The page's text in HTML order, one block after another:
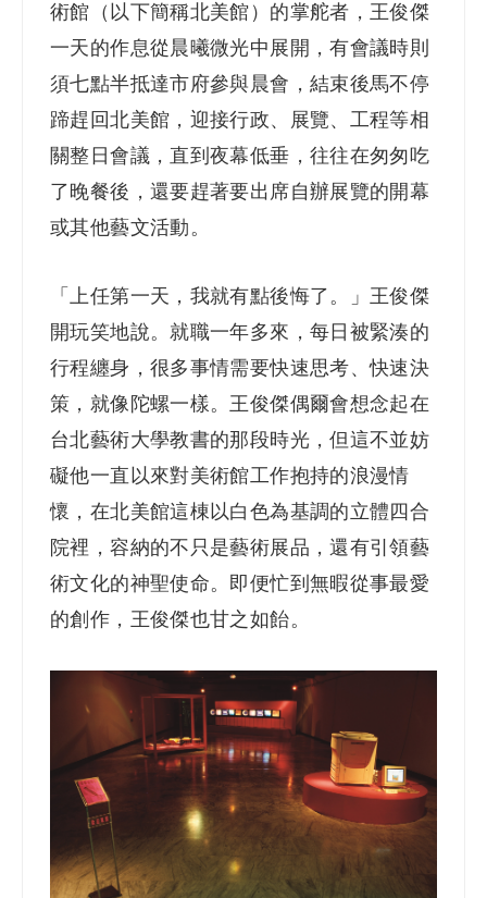
術館（以下簡稱北美館） 的掌舵者，王俊傑
一天的作息從晨曦微光中展開，有會議時則
須七點半抵達市府參與晨會，結束後馬不停
蹄趕回北美館，迎接行政、展覽、工程等相
關整日會議，直到夜幕低垂，往往在匆匆吃
了晚餐後，還要趕著要出席自辦展覽的開幕
或其他藝文活動。
「上任第一天，我就有點後悔了。」王俊傑
開玩笑地說。就職一年多來，每日被緊湊的
行程纏身，很多事情需要快速思考、快速決
策，就像陀螺一樣。王俊傑偶爾會想念起在
台北藝術大學教書的那段時光，但這不並妨
礙他一直以來對美術館工作抱持的浪漫情
懷，在北美館這棟以白色為基調的立體四合
院裡，容納的不只是藝術展品，還有引領藝
術文化的神聖使命。即便忙到無暇從事最愛
的創作，王俊傑也甘之如飴。